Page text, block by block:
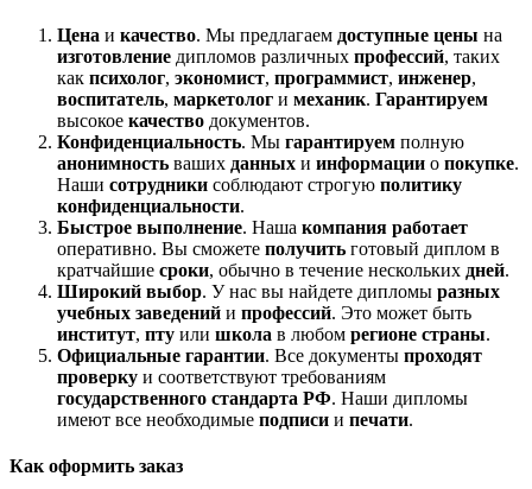
Цена и качество. Мы предлагаем доступные цены на
изготовление дипломов различных профессий, таких
как психолог, экономист, программист, инженер,
воспитатель, маркетолог и механик. Гарантируем
высокое качество документов.
Конфиденциальность. Мы гарантируем полную
анонимность ваших данных и информации о покупке.
Наши сотрудники соблюдают строгую политику
конфиденциальности.
Быстрое выполнение. Наша компания работает
оперативно. Вы сможете получить готовый диплом в
кратчайшие сроки, обычно в течение нескольких дней.
Широкий выбор. У нас вы найдете дипломы разных
учебных заведений и профессий. Это может быть
институт, пту или школа в любом регионе страны.
Официальные гарантии. Все документы проходят
проверку и соответствуют требованиям
государственного стандарта РФ. Наши дипломы
имеют все необходимые подписи и печати.
Как оформить заказ